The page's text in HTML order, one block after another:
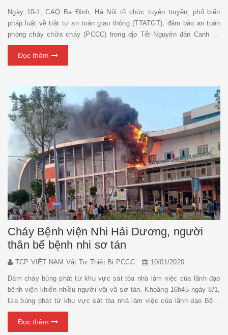
Ngày 10-1, CAQ Ba Đình, Hà Nội tổ chức tuyên truyền, phổ biến
pháp luật về trật tự an toàn giao thông (TTATGT), đảm bảo an toàn
phòng cháy chữa cháy (PCCC) trong dịp Tết Nguyên đán Canh Tý
2020 cho học sinh, cán bộ Trường THCS Thăng Long. CAQ Ba
Đình tổ chức tuyên truyền, phổ biến pháp lu...
Đọc thêm
Cháy Bệnh viện Nhi Hải Dương, người
thân bế bệnh nhi sơ tán
TCP VIỆT NAM Vật Tư Thiết Bị PCCC 10/01/2020
Đám cháy bùng phát từ khu vực sát tòa nhà làm việc của lãnh đạo
bệnh viện khiến nhiều người vội vã sơ tán. Khoảng 16h45 ngày 8/1,
lửa bùng phát từ khu vực sát tòa nhà làm việc của lãnh đạo Bệnh
viện Nhi Hải Dương, ở xã Liên Hồng, huyện Gia Lộc. Một số người
dùng bình cứu hỏa tại chỗ để xử lý nhưn...
Đọc thêm